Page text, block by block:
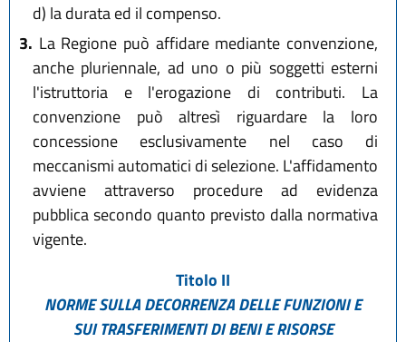
d) la durata ed il compenso.
3. La Regione può affidare mediante convenzione,
anche pluriennale, ad uno o più soggetti esterni
l'istruttoria e l'erogazione di contributi. La
convenzione può altresì riguardare la loro
concessione esclusivamente nel caso di
meccanismi automatici di selezione. L'affidamento
avviene attraverso procedure ad evidenza
pubblica secondo quanto previsto dalla normativa
vigente.
Titolo II
NORME SULLA DECORRENZA DELLE FUNZIONI E
SUI TRASFERIMENTI DI BENI E RISORSE